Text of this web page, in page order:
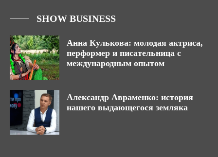
SHOW BUSINESS
Анна Кулькова: молодая актриса,
перформер и писательница с
международным опытом
Александр Авраменко: история
нашего выдающегося земляка